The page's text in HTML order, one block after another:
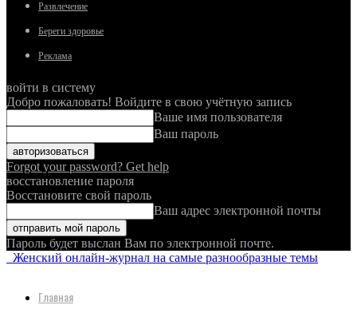
Развлечение
Береги здоровье
Реклама
войти в систему
Добро пожаловать! Войдите в свою учётную запись
Ваше имя пользователя
Ваш пароль
Forgot your password? Get help
восстановление пароля
Восстановите свой пароль
Ваш адрес электронной почты
Пароль будет выслан Вам по электронной почте.
Женский онлайн-журнал на самые разнообразные темы
Главная